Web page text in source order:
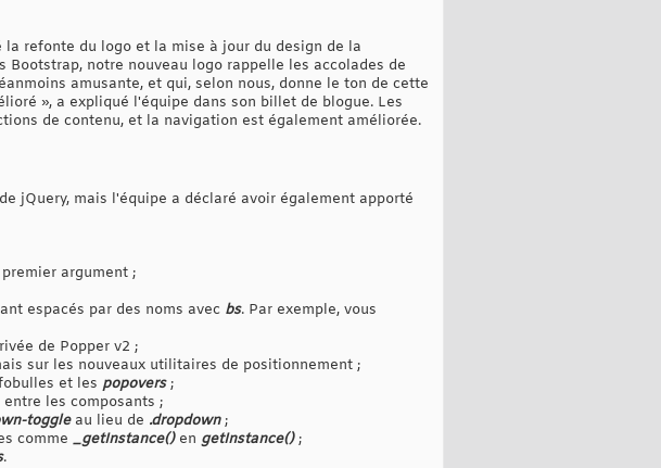
refonte du logo et la mise à jour du design de la
notre nouveau logo rappelle les accolades de
amusante, et qui, selon nous, donne le ton de cette
», a expliqué l'équipe dans son billet de blogue. Les
de contenu, et la navigation est également améliorée.
jQuery, mais l'équipe a déclaré avoir également apporté
argument ;
espacés par des noms avec bs. Par exemple, vous
de Popper v2 ;
sur les nouveaux utilitaires de positionnement ;
et les popovers;
les composants ;
toggleau lieu de .dropdown;
comme _getInstance()en getInstance();
.